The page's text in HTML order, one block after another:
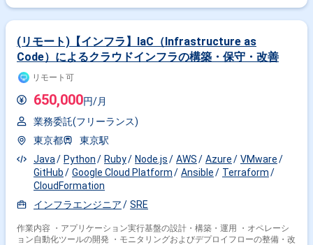
す。 チームリーダーとしてメンバーを取りまとめ、報告・連絡・相談を適
切に行いながら業務を推進できる方を歓迎いたします。 複数のミドルウェ
アやインフラ技術に対して学習意欲が高く、新しい技術や仕組みの導入に
前向きに取り組んでいただける方が望ましいです。 【ポジションの魅力】
大規模な顧客・料金管理システムのインフラ全体に関わることができ、仮
想基盤からOS、ミドルウェア、運用改善まで幅広い経験を積むことができ
ます。 リーダーポジションとして、設計・構築だけでなく改善推進やメン
バーの牽引など上流から関与できるため、キャリアアップにつながる環境
です。 vSphereやWeblogic、Ansibleなどの技術を実務で活用しながら、オ
ンプレ基盤領域での専門性を高めていただけます。 【開発環境】
vSphere6.5を利用した仮想基盤を運用しております。 Web系ミドルウェア
としてApache、Tomcat、Weblogic ver14、IIS、SVF、Tableauなどを利用
しております。 監視にはHinemosやJP1を使用し、TrendMicro関連製品に
Oracle Rac 19cを利用しており、構成管理や自動化の一部でAnsibleを活用
(リモート)【インフラ】IaC（Infrastructure as
Code）によるクラウドインフラの構築・保守・改善
リモート可
650,000円/月
業務委託(フリーランス)
東京都
東京駅
Java
Python Ruby Node.js AWS Azure
VMware
GitHub
Google Cloud Platform Ansible
Terraform
CloudFormation
インフラエンジニア
SRE
作業内容 ・アプリケーション実行基盤の設計・構築・運用 ・オペレーシ
ョン自動化ツールの開発 ・モニタリングおよびデプロイフローの整備・改
インフラエンジニア
サーバーエンジニア
SRE